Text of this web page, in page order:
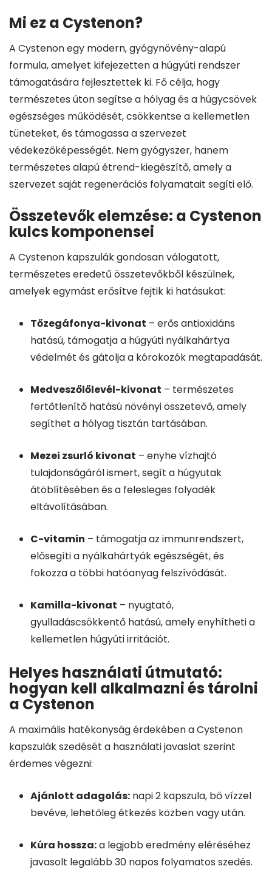
Mi ez a Cystenon?
A Cystenon egy modern, gyógynövény-alapú
formula, amelyet kifejezetten a húgyúti rendszer
támogatására fejlesztettek ki. Fő célja, hogy
természetes úton segítse a hólyag és a húgycsövek
egészséges működését, csökkentse a kellemetlen
tüneteket, és támogassa a szervezet
védekezőképességét. Nem gyógyszer, hanem
természetes alapú étrend-kiegészítő, amely a
szervezet saját regenerációs folyamatait segíti elő.
Összetevők elemzése: a Cystenon
kulcs komponensei
A Cystenon kapszulák gondosan válogatott,
természetes eredetű összetevőkből készülnek,
amelyek egymást erősítve fejtik ki hatásukat:
Tőzegáfonya-kivonat – erős antioxidáns
hatású, támogatja a húgyúti nyálkahártya
védelmét és gátolja a kórokozók megtapadását.
Medveszőlőlevél-kivonat – természetes
fertőtlenítő hatású növényi összetevő, amely
segíthet a hólyag tisztán tartásában.
Mezei zsurló kivonat – enyhe vízhajtó
tulajdonságáról ismert, segít a húgyutak
átöblítésében és a felesleges folyadék
eltávolításában.
C-vitamin – támogatja az immunrendszert,
elősegíti a nyálkahártyák egészségét, és
fokozza a többi hatóanyag felszívódását.
Kamilla-kivonat – nyugtató,
gyulladáscsökkentő hatású, amely enyhítheti a
kellemetlen húgyúti irritációt.
Helyes használati útmutató:
hogyan kell alkalmazni és tárolni
a Cystenon
A maximális hatékonyság érdekében a Cystenon
kapszulák szedését a használati javaslat szerint
érdemes végezni:
Ajánlott adagolás: napi 2 kapszula, bő vízzel
bevéve, lehetőleg étkezés közben vagy után.
Kúra hossza:a legjobb eredmény eléréséhez
javasolt legalább 30 napos folyamatos szedés.